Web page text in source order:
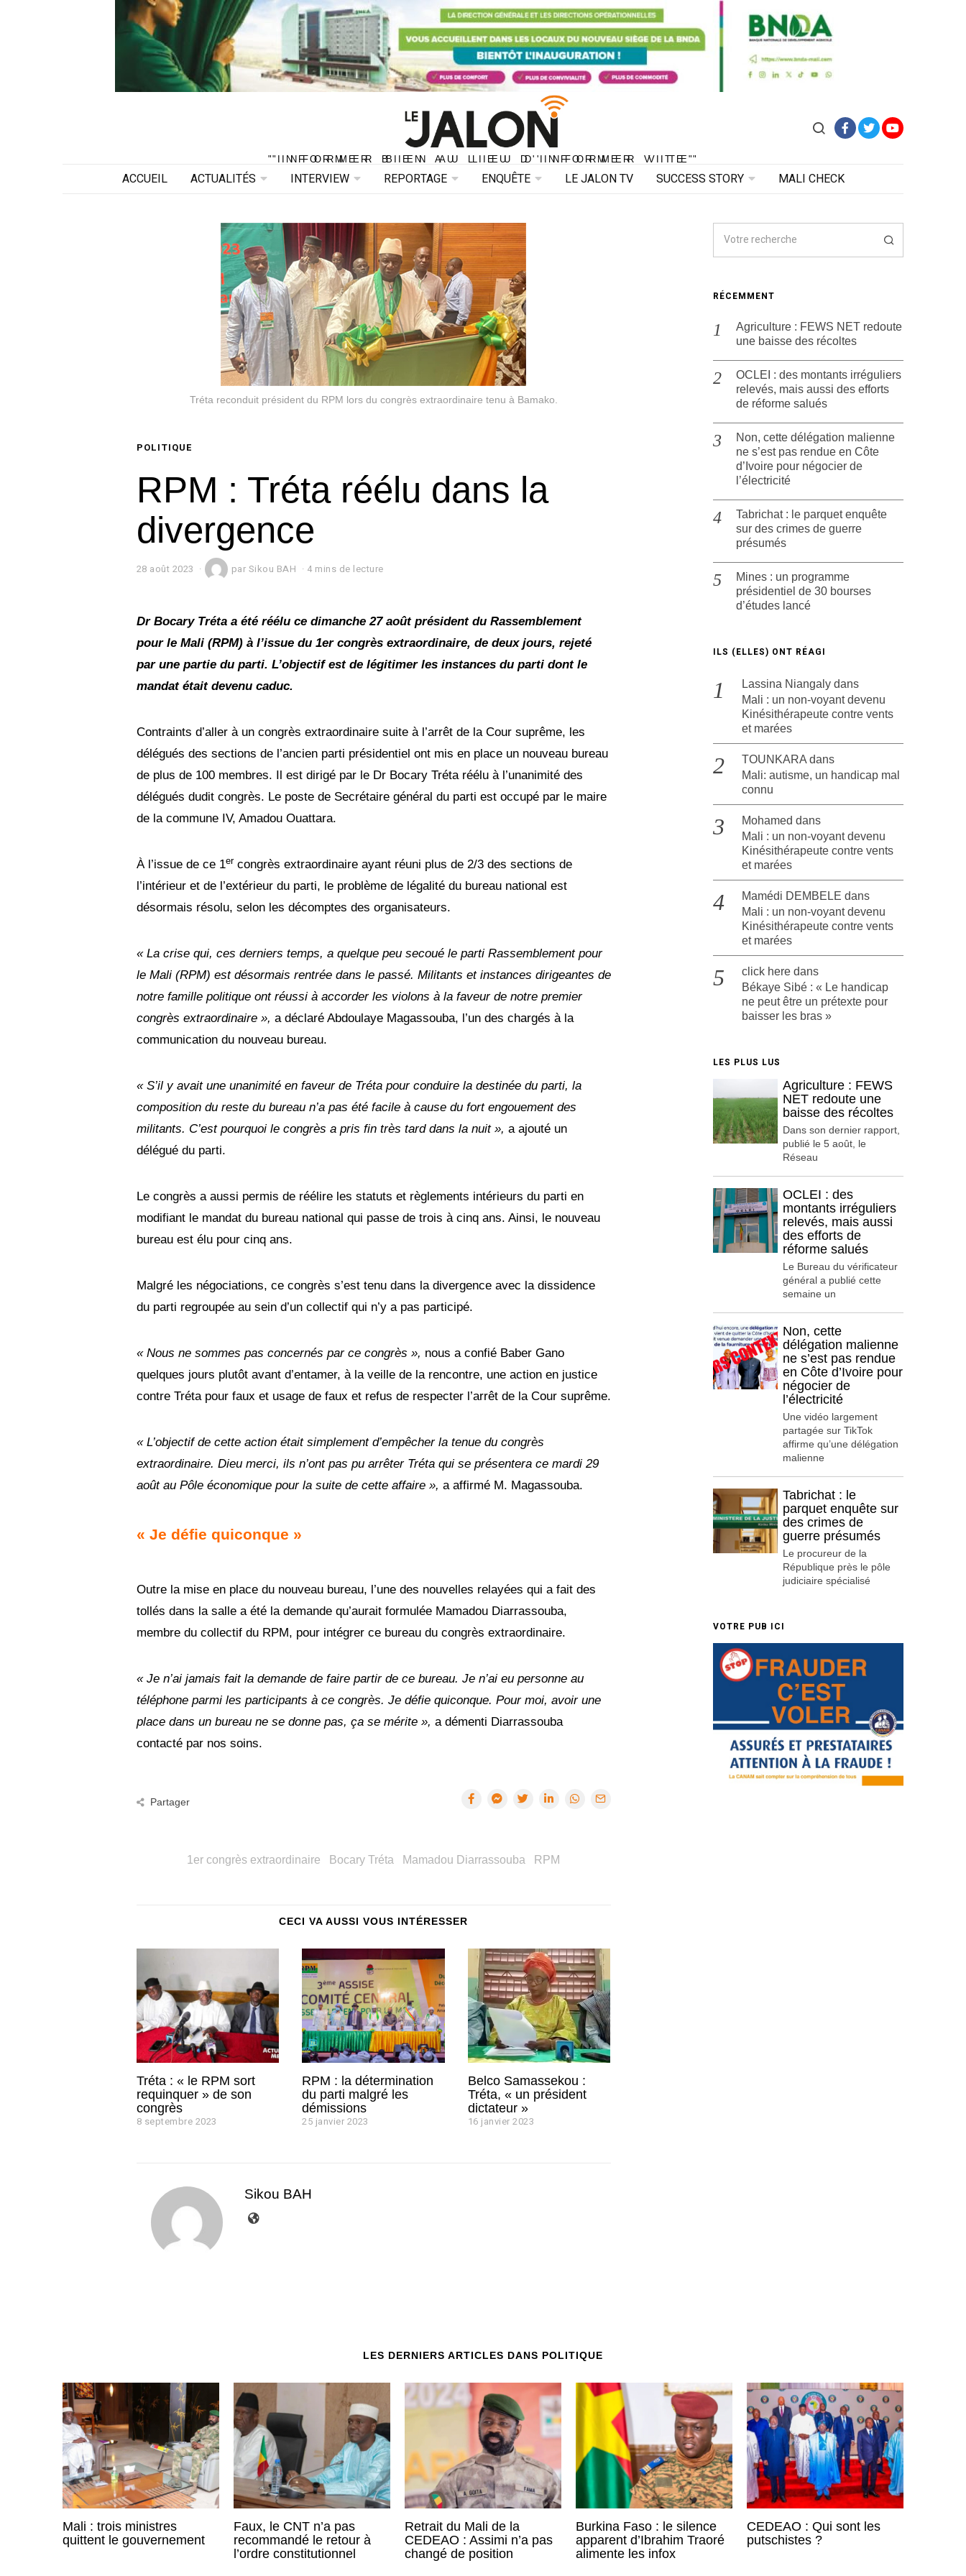
"INFORMER BIEN AU LIEU D'INFORMER VITE"
"INFORMER BIEN AU LIEU D'INFORMER VITE"
ACCUEIL ACTUALITÉS INTERVIEW REPORTAGE ENQUÊTE LE JALON TV SUCCESS STORY MALI CHECK
Tréta reconduit président du RPM lors du congrès extraordinaire tenu à Bamako.
POLITIQUE
RPM : Tréta réélu dans la
divergence
28 août 2023
û
2
0
2
3
par Sikou BAH 4 mins de lecture
Dr Bocary Tréta a été réélu ce dimanche 27 août président du Rassemblement
pour le Mali (RPM) à l’issue du 1er congrès extraordinaire, de deux jours, rejeté
par une partie du parti. L’objectif est de légitimer les instances du parti dont le
mandat était devenu caduc.
Contraints d’aller à un congrès extraordinaire suite à l’arrêt de la Cour suprême, les
délégués des sections de l’ancien parti présidentiel ont mis en place un nouveau bureau
de plus de 100 membres. Il est dirigé par le Dr Bocary Tréta réélu à l’unanimité des
délégués dudit congrès. Le poste de Secrétaire général du parti est occupé par le maire
de la commune IV, Amadou Ouattara.
À l’issue de ce 1ercongrès extraordinaire ayant réuni plus de 2/3 des sections de
l’intérieur et de l’extérieur du parti, le problème de légalité du bureau national est
désormais résolu, selon les décomptes des organisateurs.
« La crise qui, ces derniers temps, a quelque peu secoué le parti Rassemblement pour
le Mali (RPM) est désormais rentrée dans le passé. Militants et instances dirigeantes de
notre famille politique ont réussi à accorder les violons à la faveur de notre premier
congrès extraordinaire », a déclaré Abdoulaye Magassouba, l’un des chargés à la
communication du nouveau bureau.
« S’il y avait une unanimité en faveur de Tréta pour conduire la destinée du parti, la
composition du reste du bureau n’a pas été facile à cause du fort engouement des
militants. C’est pourquoi le congrès a pris fin très tard dans la nuit », a ajouté un
délégué du parti.
Le congrès a aussi permis de réélire les statuts et règlements intérieurs du parti en
modifiant le mandat du bureau national qui passe de trois à cinq ans. Ainsi, le nouveau
bureau est élu pour cinq ans.
Malgré les négociations, ce congrès s’est tenu dans la divergence avec la dissidence
du parti regroupée au sein d’un collectif qui n’y a pas participé.
« Nous ne sommes pas concernés par ce congrès », nous a confié Baber Gano
quelques jours plutôt avant d’entamer, à la veille de la rencontre, une action en justice
contre Tréta pour faux et usage de faux et refus de respecter l’arrêt de la Cour suprême.
« L’objectif de cette action était simplement d’empêcher la tenue du congrès
extraordinaire. Dieu merci, ils n’ont pas pu arrêter Tréta qui se présentera ce mardi 29
août au Pôle économique pour la suite de cette affaire », a affirmé M. Magassouba.
« Je défie quiconque »
Outre la mise en place du nouveau bureau, l’une des nouvelles relayées qui a fait des
tollés dans la salle a été la demande qu’aurait formulée Mamadou Diarrassouba,
membre du collectif du RPM, pour intégrer ce bureau du congrès extraordinaire.
« Je n’ai jamais fait la demande de faire partir de ce bureau. Je n’ai eu personne au
téléphone parmi les participants à ce congrès. Je défie quiconque. Pour moi, avoir une
place dans un bureau ne se donne pas, ça se mérite », a démenti Diarrassouba
contacté par nos soins.
Partager
1er congrès extraordinaire Bocary Tréta Mamadou Diarrassouba RPM
CECI VA AUSSI VOUS INTÉRESSER
Tréta : « le RPM sort
requinquer » de son
congrès
8 septembre 2023
m
b
e
RPM : la détermination
du parti malgré les
démissions
25 janvier 2023
Belco Samassekou :
Tréta, « un président
dictateur »
16 janvier 2023
Sikou BAH
RÉCEMMENT
Agriculture : FEWS NET redoute
une baisse des récoltes
OCLEI : des montants irréguliers
relevés, mais aussi des efforts
de réforme salués
Non, cette délégation malienne
ne s’est pas rendue en Côte
d’Ivoire pour négocier de
l’électricité
Tabrichat : le parquet enquête
sur des crimes de guerre
présumés
Mines : un programme
présidentiel de 30 bourses
d’études lancé
ILS (ELLES) ONT RÉAGI
Lassina Niangaly dans
Mali : un non-voyant devenu
Kinésithérapeute contre vents
et marées
TOUNKARA dans
Mali: autisme, un handicap mal
connu
Mohamed dans
Mali : un non-voyant devenu
Kinésithérapeute contre vents
et marées
Mamédi DEMBELE dans
Mali : un non-voyant devenu
Kinésithérapeute contre vents
et marées
click here dans
Békaye Sibé : « Le handicap
ne peut être un prétexte pour
baisser les bras »
LES PLUS LUS
Agriculture : FEWS
NET redoute une
baisse des récoltes
Dans son dernier rapport,
publié le 5 août, le
Réseau
OCLEI : des
montants irréguliers
relevés, mais aussi
des efforts de
réforme salués
Le Bureau du vérificateur
général a publié cette
semaine un
Non, cette
délégation malienne
ne s’est pas rendue
en Côte d’Ivoire pour
négocier de
l’électricité
Une vidéo largement
partagée sur TikTok
affirme qu’une délégation
malienne
Tabrichat : le
parquet enquête sur
des crimes de
guerre présumés
Le procureur de la
République près le pôle
judiciaire spécialisé
VOTRE PUB ICI
LES DERNIERS ARTICLES DANS POLITIQUE
Mali : trois ministres
quittent le gouvernement
Faux, le CNT n’a pas
recommandé le retour à
l’ordre constitutionnel
Retrait du Mali de la
CEDEAO : Assimi n’a pas
changé de position
Burkina Faso : le silence
apparent d’Ibrahim Traoré
alimente les infox
CEDEAO : Qui sont les
putschistes ?